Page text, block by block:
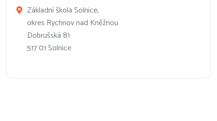
Základní škola Solnice,
okres Rychnov nad Kněžnou
Dobrušská 81
517 01 Solnice